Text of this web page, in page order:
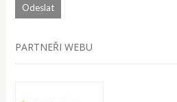
PARTNEŘI WEBU